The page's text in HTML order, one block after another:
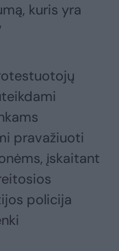
kuris yra
pravažiuoti
įskaitant
policija